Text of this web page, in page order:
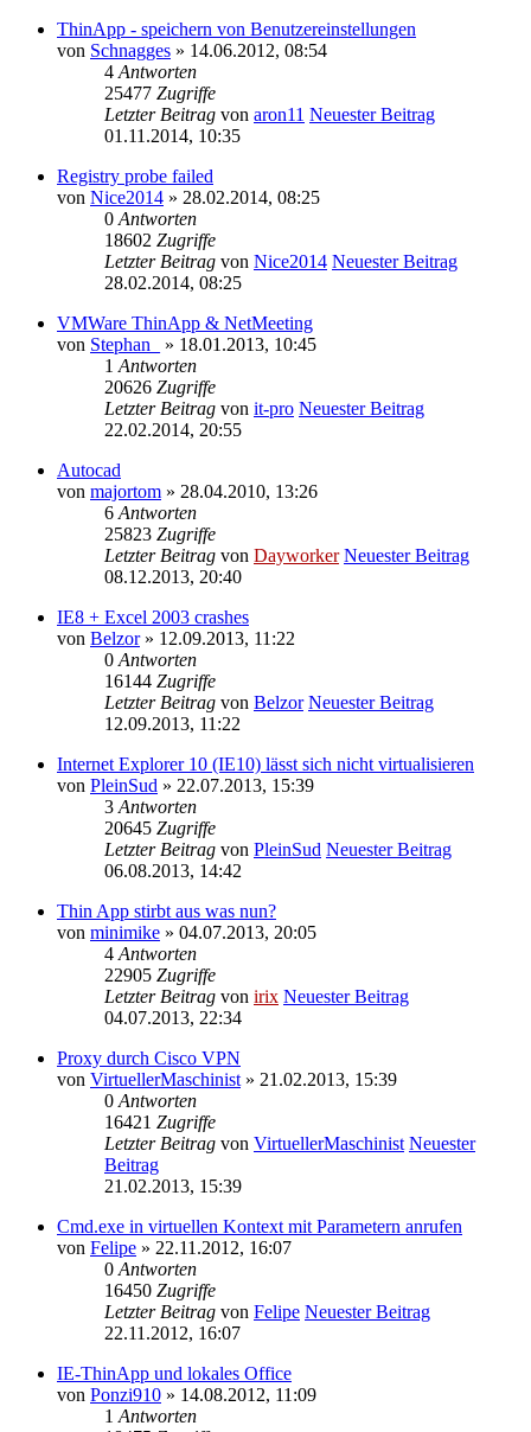
ThinApp - speichern von Benutzereinstellungen
von Schnagges » 14.06.2012, 08:54
4 Antworten
25477 Zugriffe
Letzter Beitrag von aron11 Neuester Beitrag
01.11.2014, 10:35
Registry probe failed
von Nice2014 » 28.02.2014, 08:25
0 Antworten
18602 Zugriffe
Letzter Beitrag von Nice2014 Neuester Beitrag
28.02.2014, 08:25
VMWare ThinApp & NetMeeting
von Stephan_
» 18.01.2013, 10:45
1 Antworten
20626 Zugriffe
Letzter Beitrag von it-pro Neuester Beitrag
22.02.2014, 20:55
Autocad
von majortom » 28.04.2010, 13:26
6 Antworten
25823 Zugriffe
Letzter Beitrag von Dayworker Neuester Beitrag
08.12.2013, 20:40
IE8 + Excel 2003 crashes
von Belzor» 12.09.2013, 11:22
0 Antworten
16144 Zugriffe
Letzter Beitrag von Belzor Neuester Beitrag
12.09.2013, 11:22
Internet Explorer 10 (IE10) lässt sich nicht virtualisieren
von PleinSud » 22.07.2013, 15:39
3 Antworten
20645 Zugriffe
Letzter Beitrag von PleinSud Neuester Beitrag
06.08.2013, 14:42
Thin App stirbt aus was nun?
von minimike » 04.07.2013, 20:05
4 Antworten
22905 Zugriffe
Letzter Beitrag von irix Neuester Beitrag
04.07.2013, 22:34
Proxy durch Cisco VPN
von VirtuellerMaschinist » 21.02.2013, 15:39
0 Antworten
16421 Zugriffe
Letzter Beitrag von VirtuellerMaschinist Neuester
Beitrag
21.02.2013, 15:39
Cmd.exe in virtuellen Kontext mit Parametern anrufen
von Felipe » 22.11.2012, 16:07
0 Antworten
16450 Zugriffe
Letzter Beitrag von Felipe Neuester Beitrag
22.11.2012, 16:07
IE-ThinApp und lokales Office
von Ponzi910 » 14.08.2012, 11:09
1 Antworten